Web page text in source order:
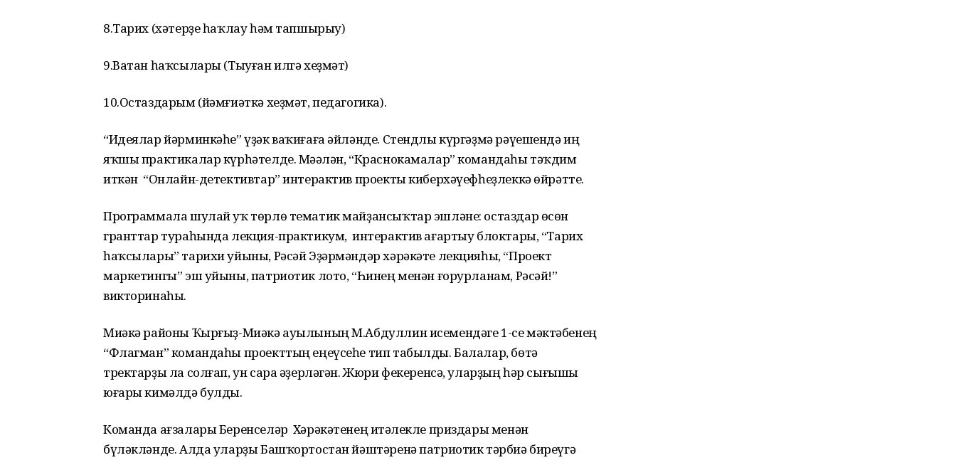
8.Тарих (хәтерҙе һаҡлау һәм тапшырыу)
9.Ватан һаҡсылары (Тыуған илгә хеҙмәт)
10.Остаздарым (йәмғиәткә хеҙмәт, педагогика).
“Идеялар йәрминкәһе” үҙәк ваҡиғаға әйләнде. Стендлы күргәҙмә рәүешендә иң
яҡшы практикалар күрһәтелде. Мәҫәлән, “Краснокамалар” командаһы тәҡдим
иткән “Онлайн-детективтар” интерактив проекты киберхәүефһеҙлеккә өйрәтте.
Программала шулай уҡ төрлө тематик майҙансыҡтар эшләне: остаздар өсөн
гранттар тураһында лекция-практикум, интерактив ағартыу блоктары, “Тарих
һаҡсылары” тарихи уйыны, Рәсәй Эҙәрмәндәр хәрәкәте лекцияһы, “Проект
маркетингы” эш уйыны, патриотик лото, “Һинең менән ғорурланам, Рәсәй!”
викторинаһы.
Миәкә районы Ҡырғыҙ-Миәкә ауылының М.Абдуллин исемендәге 1-се мәктәбенең
“Флагман” командаһы проекттың еңеүсеһе тип табылды. Балалар, бөтә
тректарҙы ла солғап, ун сара әҙерләгән. Жюри фекеренсә, уларҙың һәр сығышы
юғары кимәлдә булды.
Команда ағзалары Беренселәр Хәрәкәтенең иҫтәлекле приздары менән
бүләкләнде. Алда уларҙы Башҡортостан йәштәренә патриотик тәрбиә биреүгә